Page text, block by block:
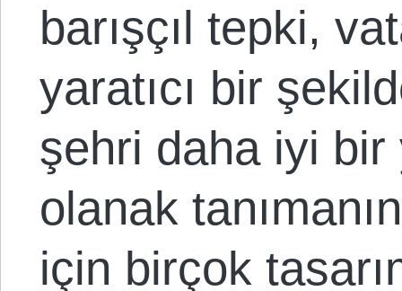
barışçıl tepki,
yaratıcı bir
şehri daha iyi
olanak
için birçok